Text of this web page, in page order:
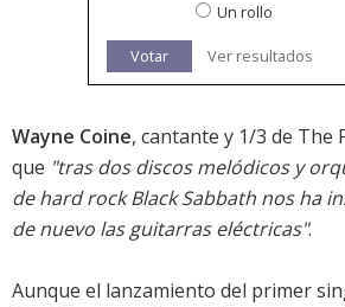
Un rollo
Votar Ver resultados
Wayne Coine, cantante y 1/3 de The
que "tras dos discos melódicos y
de hard rock Black Sabbath nos ha
de nuevo las guitarras eléctricas".
Aunque el lanzamiento del primer